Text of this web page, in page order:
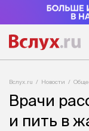
Вслух.ru Новости
Врачи
и пить в